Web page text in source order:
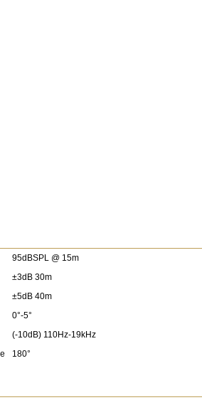
95dBSPL @ 15m
±3dB 30m
±5dB 40m
0°-5°
(-10dB) 110Hz-19kHz
180°